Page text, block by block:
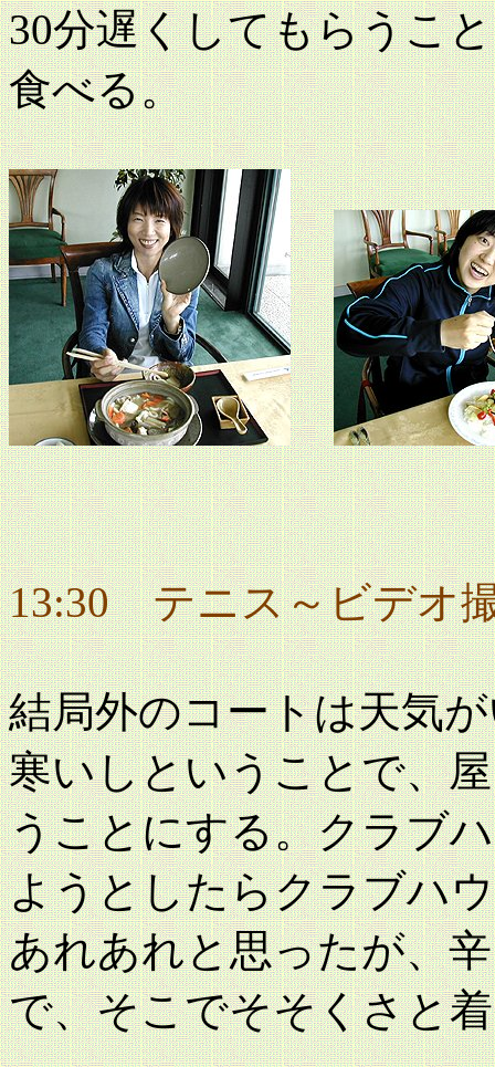
30分遅くしてもらうこ
食べる。
13:30テニス～ビデオ
結局外のコートは天気
寒いしということで、
うことにする。クラブ
ようとしたらクラブハ
あれあれと思ったが、
で、そこでそそくさと